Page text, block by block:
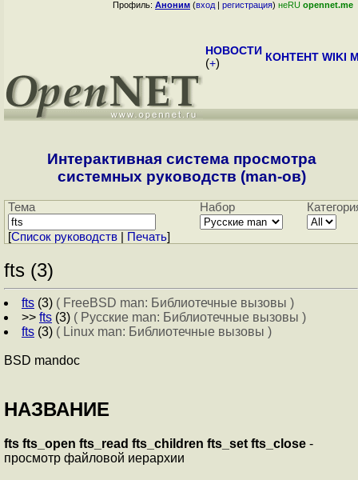
Профиль: Аноним (вход | регистрация) неRU opennet.me
НОВОСТИ
(+) КОНТЕНТ WIKI
Интерактивная система просмотра
системных руководств (man-ов)
Тема Набор
[Cписок руководств Печать]
fts (3)
fts (3) ( FreeBSD man: Библиотечные вызовы )
>> fts (3) ( Русские man: Библиотечные вызовы )
fts (3) ( Linux man: Библиотечные вызовы )
BSD mandoc
НАЗВАНИЕ
fts fts_open fts_read fts_children fts_set fts_close -
просмотр файловой иерархии